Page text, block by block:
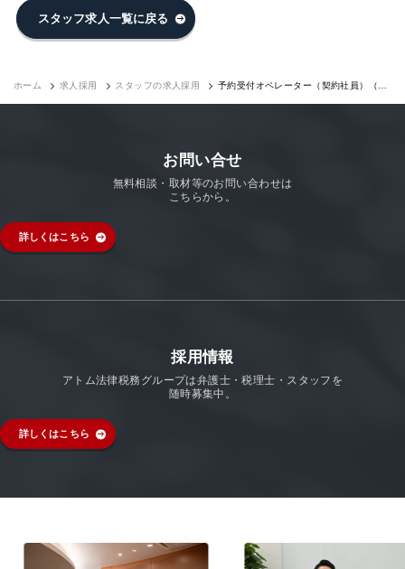
スタッフ求人一覧に戻る
ホーム 求人採用 スタッフの求人採用
予約受付オペレーター（契約社員）（永
お問い合せ
無料相談・取材等のお問い合わせは
こちらから。
詳しくはこちら
採用情報
アトム法律税務グループは弁護士・税理士・スタッフを
随時募集中。
詳しくはこちら